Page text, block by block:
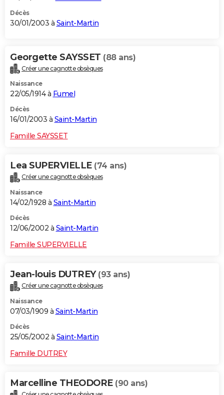
Décès
30/01/2003 à Saint-Martin
Georgette SAYSSET (88 ans)
Créer une cagnotte obsèques
Naissance
22/05/1914 à Fumel
Décès
16/01/2003 à Saint-Martin
Famille SAYSSET
Lea SUPERVIELLE (74 ans)
Créer une cagnotte obsèques
Naissance
14/02/1928 à Saint-Martin
Décès
12/06/2002 à Saint-Martin
Famille SUPERVIELLE
Jean-louis DUTREY (93 ans)
Créer une cagnotte obsèques
Naissance
07/03/1909 à Saint-Martin
Décès
25/05/2002 à Saint-Martin
Famille DUTREY
Marcelline THEODORE (90 ans)